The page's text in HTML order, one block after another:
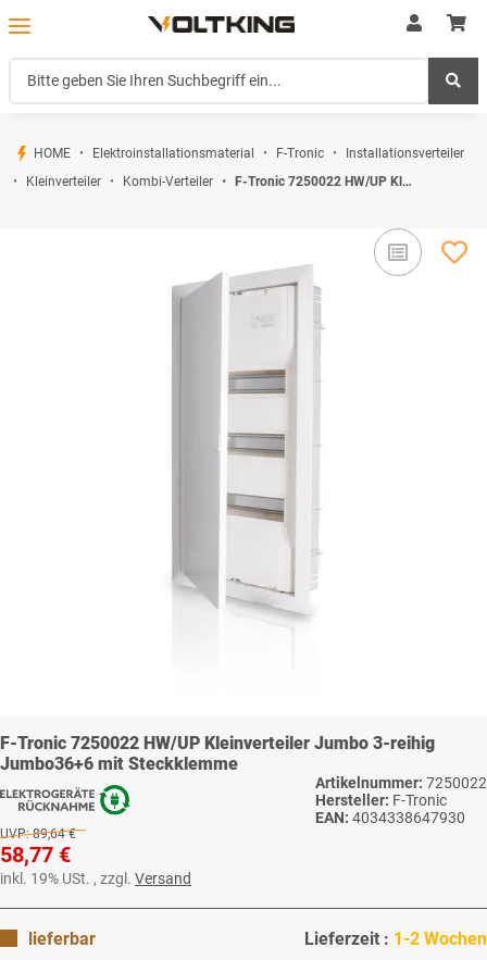
HOME Elektroinstallationsmaterial F-Tronic
Installationsverteiler
Kleinverteiler
Kombi-Verteiler F-Tronic 7250022 HW/UP Kleinverteiler Jumbo 3-reihig Jumbo36+6 mit Steckklemme
F-Tronic 7250022 HW/UP Kleinverteiler Jumbo 3-reihig
Jumbo36+6 mit Steckklemme
Artikelnummer: 7250022
Hersteller: F-Tronic
EAN: 4034338647930
UVP: 89,64 €
58,77 €
inkl. 19% USt. , zzgl. Versand
lieferbar Lieferzeit : 1-2 Wochen